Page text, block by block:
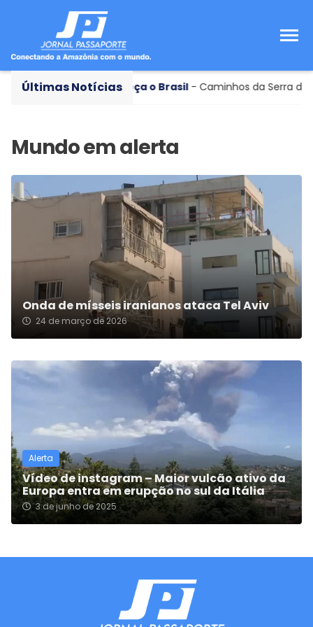
Últimas Notícias
e PF Conheça o Brasil- Caminhos da Serra do
Onda de mísseis iranianos ataca Tel Aviv
24 de março de 2026
Alerta
Vídeo de instagram – Maior vulcão ativo da
Europa entra em erupção no sul da Itália
3 de junho de 2025